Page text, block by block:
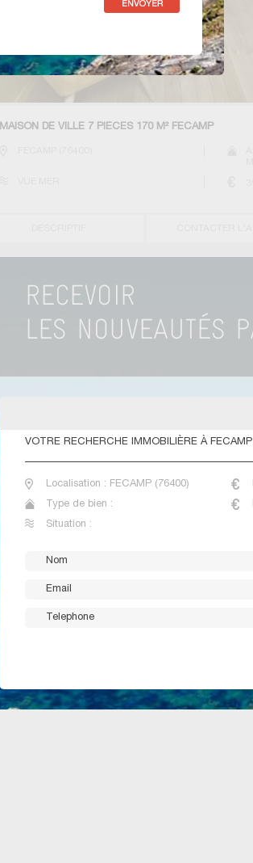
MAISON DE VILLE 7 PIECES 170 M² FECAMP
VOTRE RECHERCHE IMMOBILIÈRE À FECAMP
Localisation : FECAMP (76400)
Type de bien :
Situation :